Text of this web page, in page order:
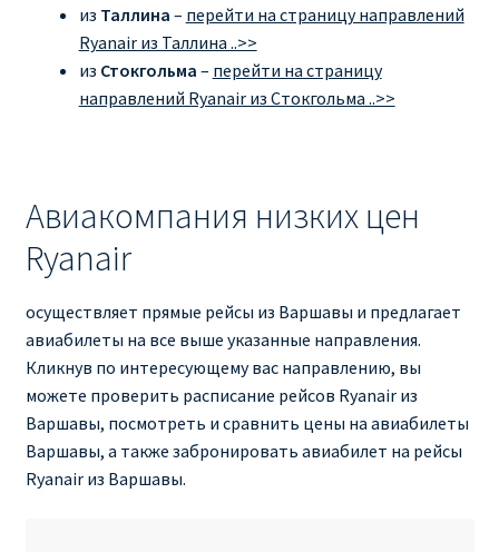
из Таллина – перейти на страницу направлений
Ryanair из Таллина ..>>
из Стокгольма – перейти на страницу
направлений Ryanair из Стокгольма ..>>
Авиакомпания низких цен
Ryanair
осуществляет прямые рейсы из Варшавы и предлагает
авиабилеты на все выше указанные направления.
Кликнув по интересующему вас направлению, вы
можете проверить расписание рейсов Ryanair из
Варшавы, посмотреть и сравнить цены на авиабилеты
Варшавы, а также забронировать авиабилет на рейсы
Ryanair из Варшавы.